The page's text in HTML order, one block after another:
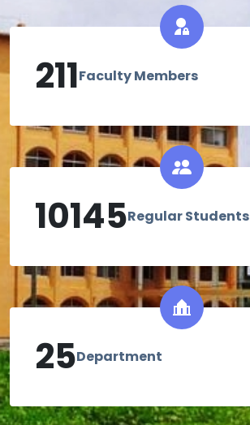
211Faculty Members
10145Regular Students
25Department